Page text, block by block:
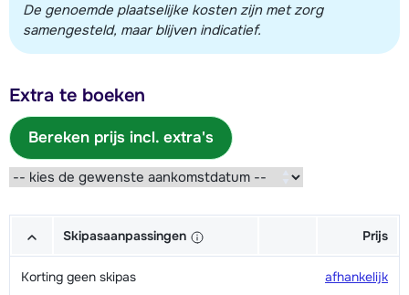
De genoemde plaatselijke kosten zijn met zorg
samengesteld, maar blijven indicatief.
Extra te boeken
Bereken prijs incl. extra's
Skipasaanpassingen Prijs
Korting geen skipas
afhankelijk